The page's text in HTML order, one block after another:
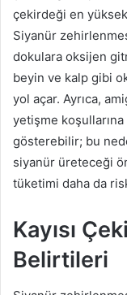
çekirdeği en
Siyanür
dokulara oksijen
beyin ve kalp gibi
yol açar. Ayrıca,
yetişme
gösterebilir; bu
siyanür üreteceği
tüketimi daha da
Kayısı
Belirtileri